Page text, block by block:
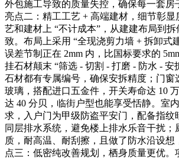
外包施工导致的质量失控，确保每一套房
亮点二：精工工艺 + 高端建材，细节彰显
艺和建材上 “不计成本”，从建建布局到
致。布局上采用 “全现浇剪力墙 + 拆卸式
误差节制正在 2mm 内，比国标要求的
挂石材颠末 “筛选 - 切割 - 打磨 - 防水 - 安
石材都有专属编号，确保安拆精度；门窗
玻璃，搭配进口五金件，开关寿命达 10
达 40 分贝，临街户型也能享受恬静。室
求，入户门为甲级防盗平安门，配备指纹
同层排水系统，避免楼上排水乐音干扰；
质，耐高温、耐刮擦，且做了防水沿设想
点三：低密纯改善规划，栖身质量更优。